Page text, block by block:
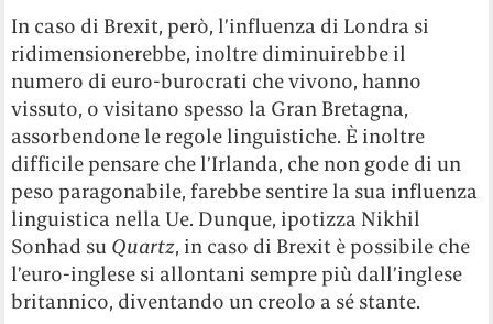
In caso di Brexit, però, l’influenza di Londra si
ridimensionerebbe, inoltre diminuirebbe il
numero di euro-burocrati che vivono, hanno
vissuto, o visitano spesso la Gran Bretagna,
assorbendone le regole linguistiche. È inoltre
difficile pensare che l’Irlanda, che non gode di un
peso paragonabile, farebbe sentire la sua influenza
linguistica nella Ue. Dunque, ipotizza Nikhil
Sonhad su Quartz, in caso di Brexit è possibile che
l’euro-inglese si allontani sempre più dall’inglese
britannico, diventando un creolo a sé stante.